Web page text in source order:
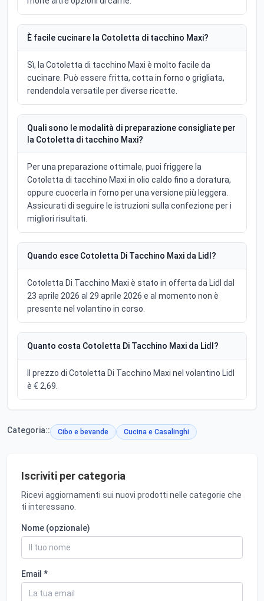
È facile cucinare la Cotoletta di tacchino Maxi?
Sì, la Cotoletta di tacchino Maxi è molto facile da
cucinare. Può essere fritta, cotta in forno o grigliata,
rendendola versatile per diverse ricette.
Quali sono le modalità di preparazione consigliate per
la Cotoletta di tacchino Maxi?
Per una preparazione ottimale, puoi friggere la
Cotoletta di tacchino Maxi in olio caldo fino a doratura,
oppure cuocerla in forno per una versione più leggera.
Assicurati di seguire le istruzioni sulla confezione per i
migliori risultati.
Quando esce Cotoletta Di Tacchino Maxi da Lidl?
Cotoletta Di Tacchino Maxi è stato in offerta da Lidl dal
23 aprile 2026 al 29 aprile 2026 e al momento non è
presente nel volantino in corso.
Quanto costa Cotoletta Di Tacchino Maxi da Lidl?
Il prezzo di Cotoletta Di Tacchino Maxi nel volantino Lidl
è € 2,69.
Categoria:: Cibo e bevande Cucina e Casalinghi
Iscriviti per categoria
Ricevi aggiornamenti sui nuovi prodotti nelle categorie che
ti interessano.
Nome (opzionale)
Email *